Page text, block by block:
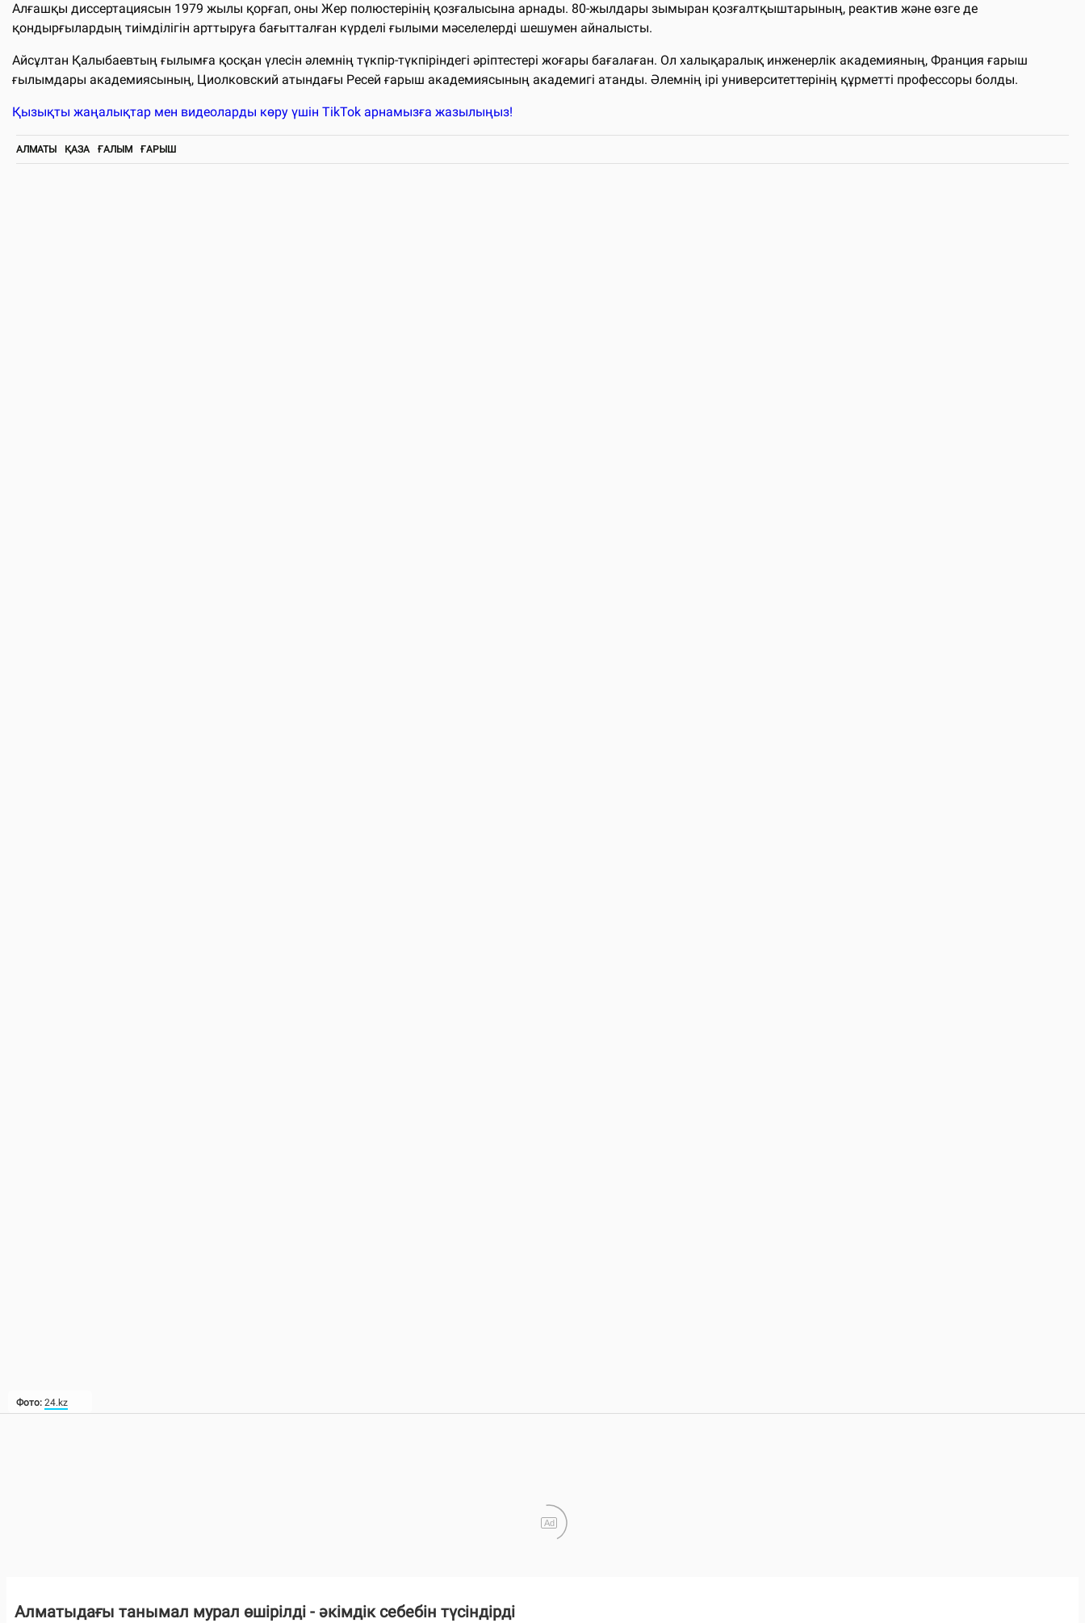
Фото: 24.kz
Алғашқы диссертациясын 1979 жылы қорғап, оны Жер полюстерінің қозғалысына арнады. 80-жылдары зымыран қозғалтқыштарының, реактив және өзге де
қондырғылардың тиімділігін арттыруға бағытталған күрделі ғылыми мәселелерді шешумен айналысты.
Айсұлтан Қалыбаевтың ғылымға қосқан үлесін әлемнің түкпір-түкпіріндегі әріптестері жоғары бағалаған. Ол халықаралық инженерлік академияның, Франция ғарыш
ғылымдары академиясының, Циолковский атындағы Ресей ғарыш академиясының академигі атанды. Әлемнің ірі университеттерінің құрметті профессоры болды.
Қызықты жаңалықтар мен видеоларды көру үшін TikTok арнамызға жазылыңыз!
АЛМАТЫ ҚАЗА ҒАЛЫМ ҒАРЫШ